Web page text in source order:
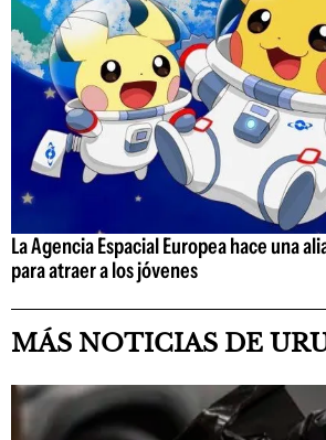
La Agencia Espacial Europea hace una
para atraer a los jóvenes
MÁS NOTICIAS DE